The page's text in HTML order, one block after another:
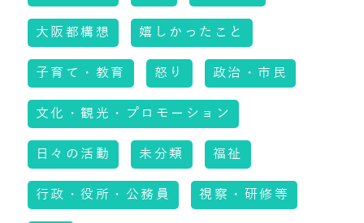
大阪都構想 嬉しかったこと
子育て・教育 怒り 政治・市民
文化・観光・プロモーション
日々の活動 未分類 福祉
行政・役所・公務員 視察・研修等